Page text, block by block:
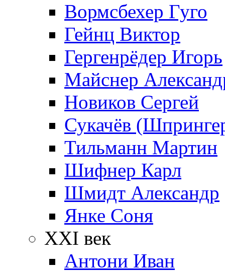
Вормсбехер Гуго
Гейнц Виктор
Гергенрёдер Игорь
Майснер
Новиков Сергей
Сукачёв
Тильманн Мартин
Шифнер Карл
Шмидт Александр
Янке Соня
XXI век
Антони Иван